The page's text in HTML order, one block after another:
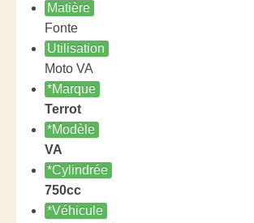
Matière
Fonte
Utilisation
Moto VA
*Marque
Terrot
*Modèle
VA
*Cylindrée
750cc
*Véhicule